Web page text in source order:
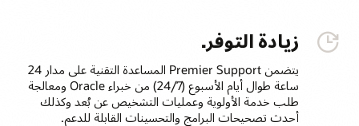
زيادة التوفر.
يتضمن Premier Support المساعدة التقنية على مدار 24
ساعة طوال أيام الأسبوع (24/7) من خبراء Oracle ومعالجة
طلب خدمة الأولوية وعمليات التشخيص عن بُعد وكذلك
أحدث تصحيحات البرامج والتحسينات القابلة للدعم.